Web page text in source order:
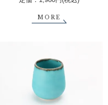
MORE